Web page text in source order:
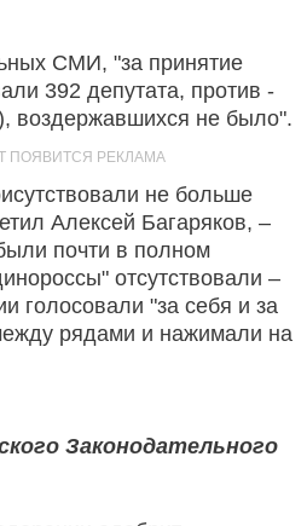
СМИ, "за принятие
392 депутата, против -
воздержавшихся не было".
не больше
Алексей Багаряков, –
почти в полном
отсутствовали –
голосовали "за себя и за
рядами и нажимали на
Законодательного